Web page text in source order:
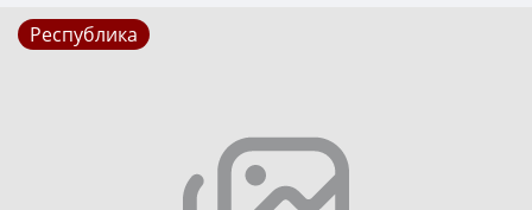
Республика